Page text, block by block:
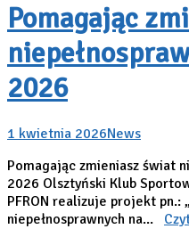
Pomagając
2026
1 kwietnia 2026News
Pomagając zmieniasz świat
2026 Olsztyński Klub
PFRON realizuje projekt pn.:
niepełnosprawnych na...